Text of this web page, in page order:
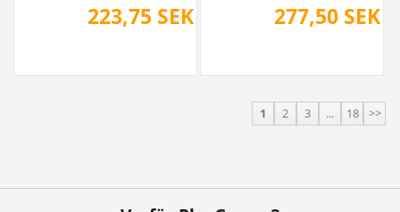
223,75 SEK 277,50 SEK
1 2 3 ... 18 >>